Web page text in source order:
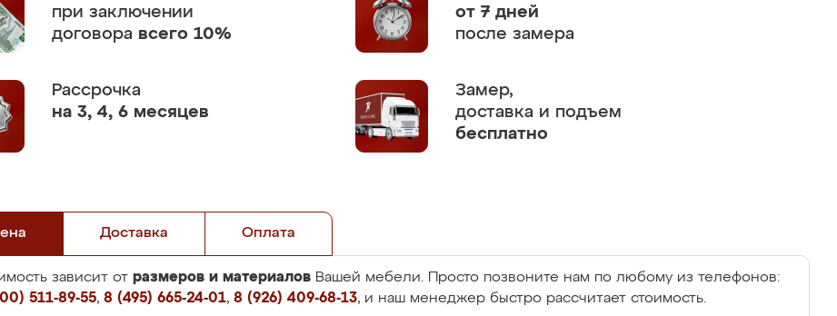
при заключении
договора всего 10%
от 7 дней
после замера
Рассрочка
на 3, 4, 6 месяцев
Замер,
доставка и подъем
бесплатно
Доставка Оплата
зависит от размеров и материалов Вашей мебели. Просто позвоните нам по любому из телефонов:
511-89-55, 8 (495) 665-24-01, 8 (926) 409-68-13, и наш менеджер быстро рассчитает стоимость.